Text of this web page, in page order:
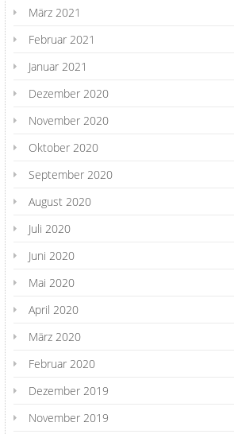
März 2021
Februar 2021
Januar 2021
Dezember 2020
November 2020
Oktober 2020
September 2020
August 2020
Juli 2020
Juni 2020
Mai 2020
April 2020
März 2020
Februar 2020
Dezember 2019
November 2019